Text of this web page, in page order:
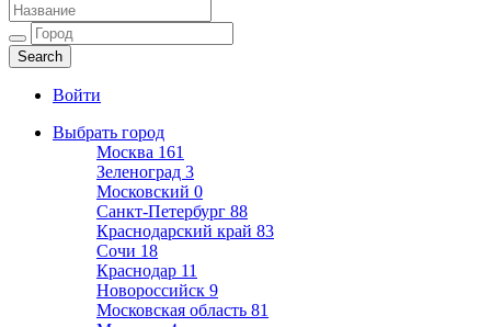
Кино инфо
Кинотеатры вашего города
Войти
Выбрать город
Москва 161
Зеленоград 3
Московский 0
Санкт-Петербург 88
Краснодарский край 83
Сочи 18
Краснодар 11
Новороссийск 9
Московская область 81